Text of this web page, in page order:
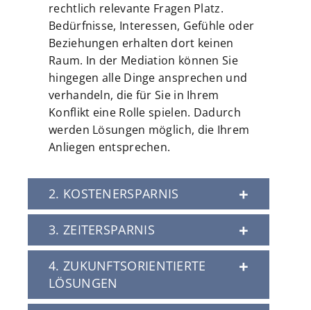
rechtlich relevante Fragen Platz.
Bedürfnisse, Interessen, Gefühle oder
Beziehungen erhalten dort keinen
Raum. In der Mediation können Sie
hingegen alle Dinge ansprechen und
verhandeln, die für Sie in Ihrem
Konflikt eine Rolle spielen. Dadurch
werden Lösungen möglich, die Ihrem
Anliegen entsprechen.
2. KOSTENERSPARNIS
kostengünstig
3. ZEITERSPARNIS
4. ZUKUNFTSORIENTIERTE
LÖSUNGEN